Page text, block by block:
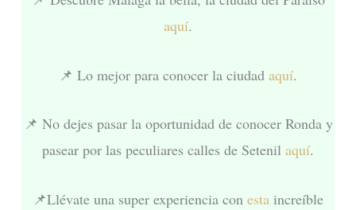
aquí.
📌 Lo mejor para conocer la ciudad aquí.
📌 No dejes pasar la oportunidad de conocer Ronda y
pasear por las peculiares calles de Setenil aquí.
📌Llévate una super experiencia con esta increíble